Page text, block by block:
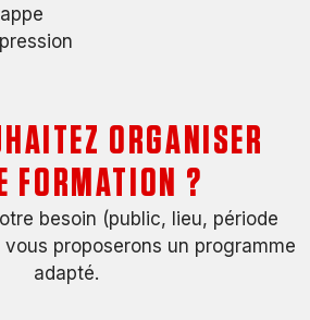
ORGANISER
FORMATION ?
besoin (public, lieu, période
proposerons un programme
adapté.